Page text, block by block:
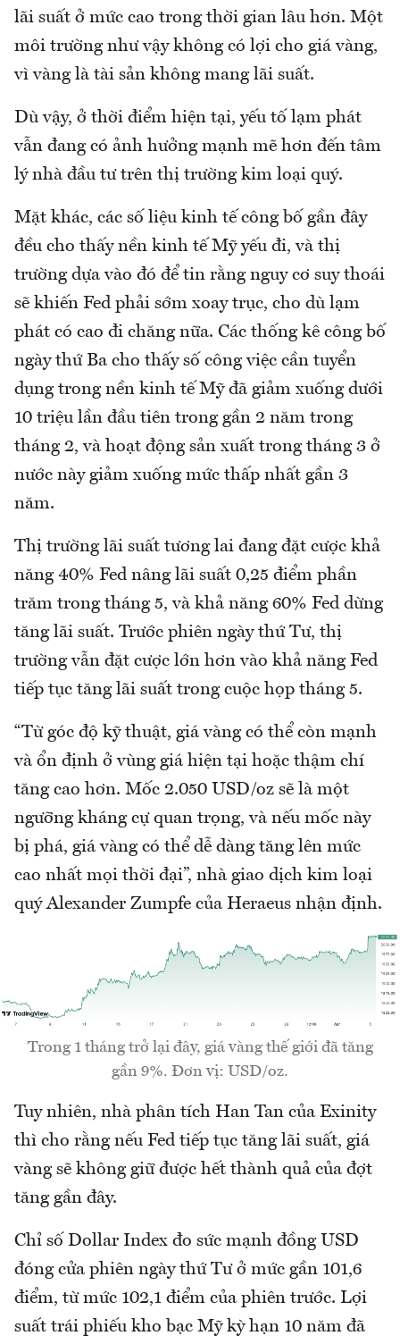
lãi suất ở mức cao trong thời gian lâu hơn. Một
môi trường như vậy không có lợi cho giá vàng,
vì vàng là tài sản không mang lãi suất.
Dù vậy, ở thời điểm hiện tại, yếu tố lạm phát
vẫn đang có ảnh hưởng mạnh mẽ hơn đến tâm
lý nhà đầu tư trên thị trường kim loại quý.
Mặt khác, các số liệu kinh tế công bố gần đây
đều cho thấy nền kinh tế Mỹ yếu đi, và thị
trường dựa vào đó để tin rằng nguy cơ suy thoái
sẽ khiến Fed phải sớm xoay trục, cho dù lạm
phát có cao đi chăng nữa. Các thống kê công bố
ngày thứ Ba cho thấy số công việc cần tuyển
dụng trong nền kinh tế Mỹ đã giảm xuống dưới
10 triệu lần đầu tiên trong gần 2 năm trong
tháng 2, và hoạt động sản xuất trong tháng 3 ở
nước này giảm xuống mức thấp nhất gần 3
năm.
Thị trường lãi suất tương lai đang đặt cược khả
năng 40% Fed nâng lãi suất 0,25 điểm phần
trăm trong tháng 5, và khả năng 60% Fed dừng
tăng lãi suất. Trước phiên ngày thứ Tư, thị
trường vẫn đặt cược lớn hơn vào khả năng Fed
tiếp tục tăng lãi suất trong cuộc họp tháng 5.
“Từ góc độ kỹ thuật, giá vàng có thể còn mạnh
và ổn định ở vùng giá hiện tại hoặc thậm chí
tăng cao hơn. Mốc 2.050 USD/oz sẽ là một
ngưỡng kháng cự quan trọng, và nếu mốc này
bị phá, giá vàng có thể dễ dàng tăng lên mức
cao nhất mọi thời đại”, nhà giao dịch kim loại
quý Alexander Zumpfe của Heraeus nhận định.
Trong 1 tháng trở lại đây, giá vàng thế giới đã tăng
gần 9%. Đơn vị: USD/oz.
Tuy nhiên, nhà phân tích Han Tan của Exinity
thì cho rằng nếu Fed tiếp tục tăng lãi suất, giá
vàng sẽ không giữ được hết thành quả của đợt
tăng gần đây.
Chỉ số Dollar Index đo sức mạnh đồng USD
đóng cửa phiên ngày thứ Tư ở mức gần 101,6
điểm, từ mức 102,1 điểm của phiên trước. Lợi
suất trái phiếu kho bạc Mỹ kỳ hạn 10 năm đã